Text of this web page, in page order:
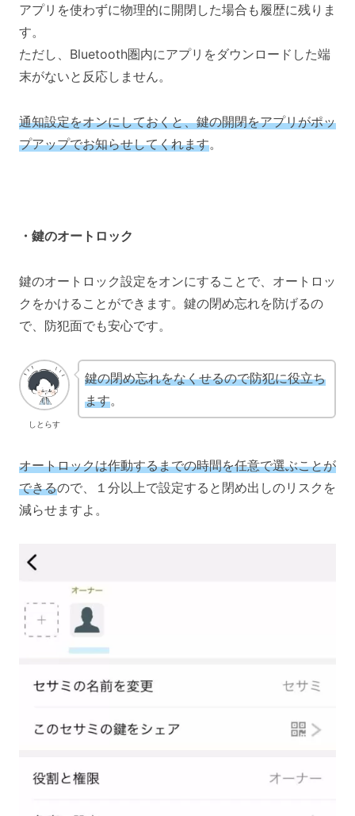
アプリを使わずに物理的に開閉した場合も履歴に残りま
す。
ただし、Bluetooth圏内にアプリをダウンロードした端
末がないと反応しません。
通知設定をオンにしておくと、鍵の開閉をアプリがポッ
プアップでお知らせしてくれます。
・鍵のオートロック
鍵のオートロック設定をオンにすることで、オートロッ
クをかけることができます。鍵の閉め忘れを防げるの
で、防犯面でも安心です。
しとらす
鍵の閉め忘れをなくせるので防犯に役立ち
ます。
オートロックは作動するまでの時間を任意で選ぶことが
できるので、１分以上で設定すると閉め出しのリスクを
減らせますよ。